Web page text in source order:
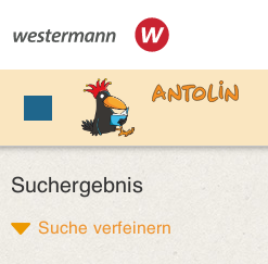
Suchergebnis
Suche verfeinern